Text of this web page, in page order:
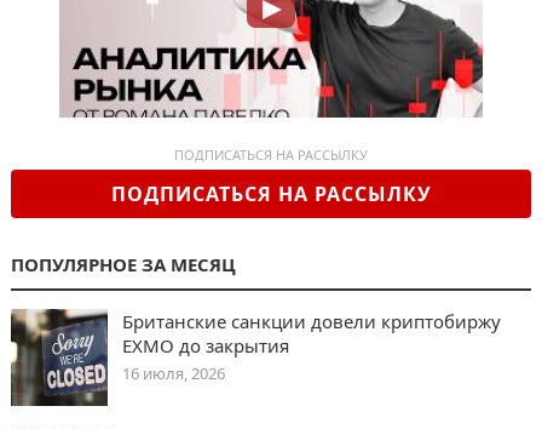
ПОДПИСАТЬСЯ НА РАССЫЛКУ
ПОДПИСАТЬСЯ НА РАССЫЛКУ
ПОПУЛЯРНОЕ ЗА МЕСЯЦ
Британские санкции довели криптобиржу
EXMO до закрытия
16 июля, 2026